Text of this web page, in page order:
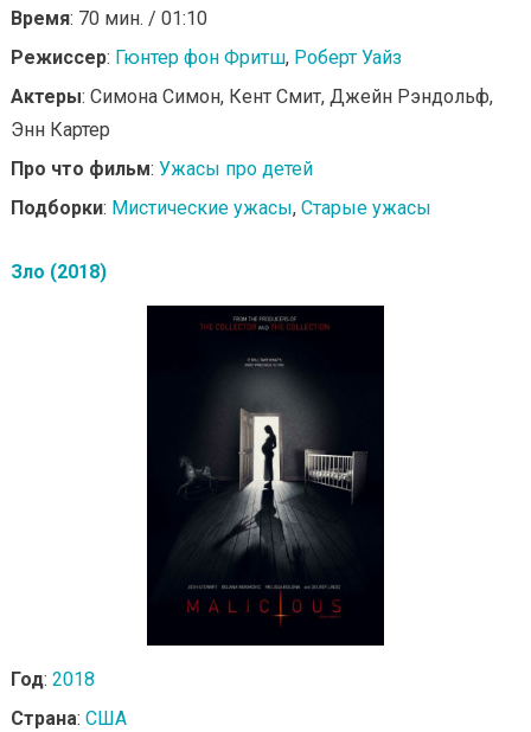
Время: 70 мин. / 01:10
Режиссер: Гюнтер фон Фритш, Роберт Уайз
Актеры: Симона Симон, Кент Смит, Джейн Рэндольф,
Энн Картер
Про что фильм: Ужасы про детей
Подборки: Мистические ужасы, Старые ужасы
Зло (2018)
Год: 2018
Страна: США